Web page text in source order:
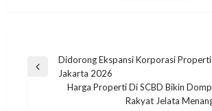
Navigasi
Previous
Didorong Ekspansi Korporasi Properti
Jakarta 2026
Harga Properti Di SCBD Bikin
Rakyat Jelata